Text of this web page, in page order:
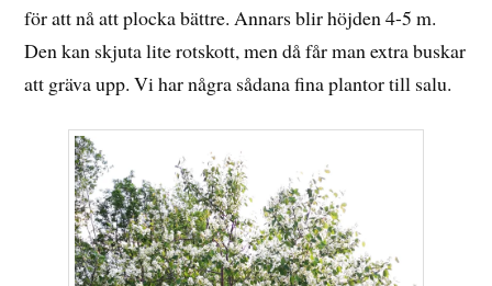
för att nå att plocka bättre. Annars blir höjden 4-5 m.
Den kan skjuta lite rotskott, men då får man extra buskar
att gräva upp. Vi har några sådana fina plantor till salu.